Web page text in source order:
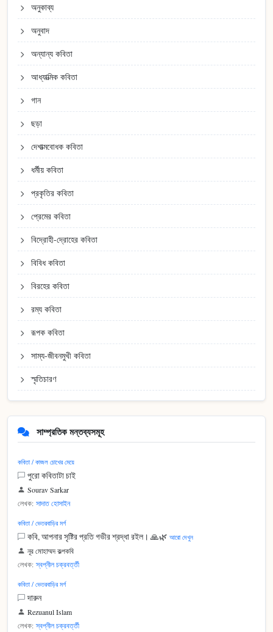
অনুকাব্য
অনুবাদ
অন্যান্য কবিতা
আধ্যাত্মিক কবিতা
গান
ছড়া
দেশাত্মবোধক কবিতা
ধর্মীয় কবিতা
প্রকৃতির কবিতা
প্রেমের কবিতা
বিদ্রোহী-দ্রোহের কবিতা
বিবিধ কবিতা
বিরহের কবিতা
রম্য কবিতা
রূপক কবিতা
সাম্য-জীবনমুখী কবিতা
স্মৃতিচারণ
সাম্প্রতিক মন্তব্যসমূহ
কবিতা / কাজল চোখের মেয়ে
পুরো কবিতাটা চাই
Sourav Sarkar
লেখক: সাদাত হোসাইন
কবিতা / ভেতরবাড়ির মর্গ
কবি, আপনার সৃষ্টির প্রতি গভীর শ্রদ্ধা রইল। 🙏🌿 আরো দেখুন
নূর মোহাম্মদ কল্পকবি
লেখক: স্বপ্নীল চক্রবর্ত্তী
কবিতা / ভেতরবাড়ির মর্গ
দারুন
Rezuanul Islam
লেখক: স্বপ্নীল চক্রবর্ত্তী